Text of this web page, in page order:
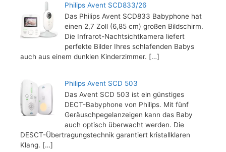
Philips Avent SCD833/26
Das Philips Avent SCD833 Babyphone hat
einen 2,7 Zoll (6,85 cm) großen Bildschirm.
Die Infrarot-Nachtsichtkamera liefert
perfekte Bilder Ihres schlafenden Babys
auch aus einem dunklen Kinderzimmer. […]
Philips Avent SCD 503
Das Avent SCD 503 ist ein günstiges
DECT-Babyphone von Philips. Mit fünf
Geräuschpegelanzeigen kann das Baby
auch optisch überwacht werden. Die
DESCT-Übertragungstechnik garantiert kristallklaren
Klang. […]